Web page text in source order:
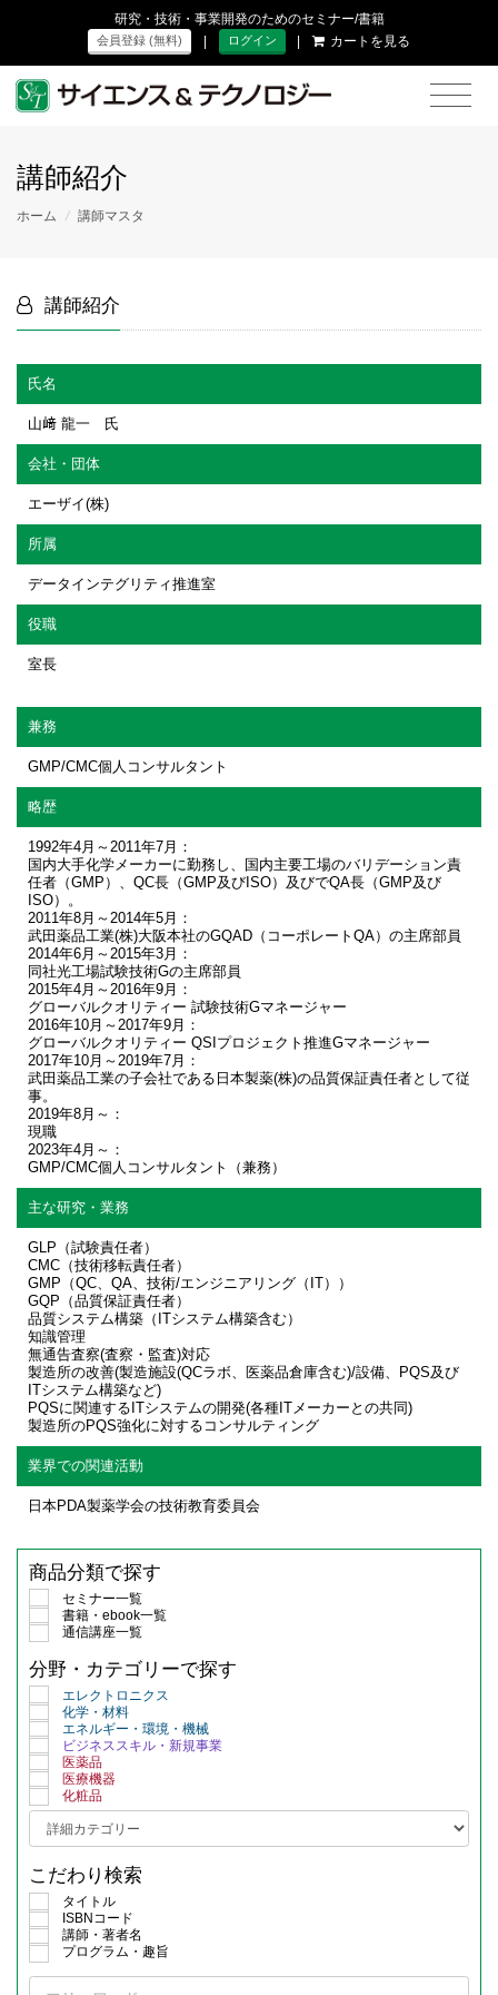
研究・技術・事業開発のためのセミナー/書籍
会員登録 (無料) | ログイン | カートを見る
講師紹介
ホーム / 講師マスタ
講師紹介
氏名
山﨑 龍一 氏
会社・団体
エーザイ(株)
所属
データインテグリティ推進室
役職
室長
兼務
GMP/CMC個人コンサルタント
略歴
1992年4月～2011年7月：
国内大手化学メーカーに勤務し、国内主要工場のバリデーション責
任者（GMP）、QC長（GMP及びISO）及びでQA長（GMP及び
ISO）。
2011年8月～2014年5月：
武田薬品工業(株)大阪本社のGQAD（コーポレートQA）の主席部員
2014年6月～2015年3月：
同社光工場試験技術Gの主席部員
2015年4月～2016年9月：
グローバルクオリティー 試験技術Gマネージャー
2016年10月～2017年9月：
グローバルクオリティー QSIプロジェクト推進Gマネージャー
2017年10月～2019年7月：
武田薬品工業の子会社である日本製薬(株)の品質保証責任者として従
事。
2019年8月～：
現職
2023年4月～：
GMP/CMC個人コンサルタント（兼務）
主な研究・業務
GLP（試験責任者）
CMC（技術移転責任者）
GMP（QC、QA、技術/エンジニアリング（IT））
GQP（品質保証責任者）
品質システム構築（ITシステム構築含む）
知識管理
無通告査察(査察・監査)対応
製造所の改善(製造施設(QCラボ、医薬品倉庫含む)/設備、PQS及び
ITシステム構築など)
PQSに関連するITシステムの開発(各種ITメーカーとの共同)
製造所のPQS強化に対するコンサルティング
業界での関連活動
日本PDA製薬学会の技術教育委員会
商品分類で探す
セミナー一覧
書籍・ebook一覧
通信講座一覧
分野・カテゴリーで探す
エレクトロニクス
化学・材料
エネルギー・環境・機械
ビジネススキル・新規事業
医薬品
医療機器
化粧品
こだわり検索
タイトル
ISBNコード
講師・著者名
プログラム・趣旨